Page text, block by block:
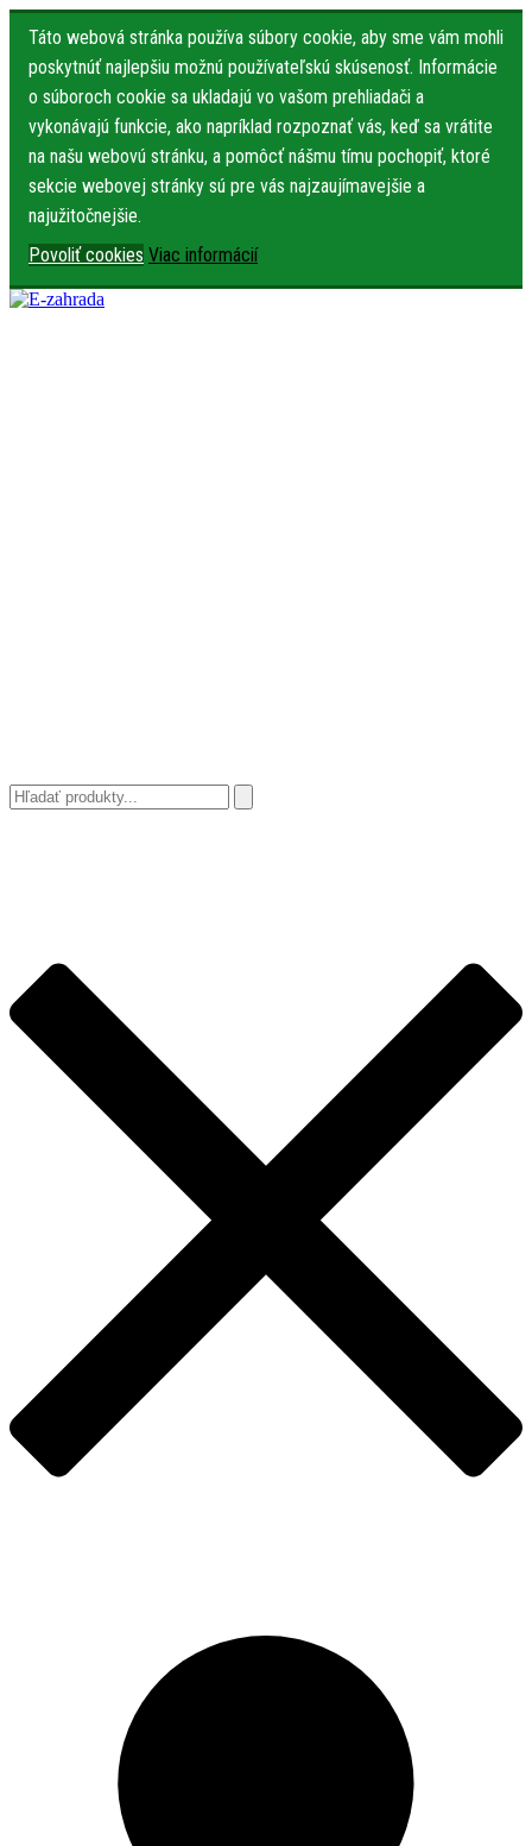
Táto webová stránka používa súbory cookie, aby sme vám mohli
poskytnúť najlepšiu možnú používateľskú skúsenosť. Informácie
o súboroch cookie sa ukladajú vo vašom prehliadači a
vykonávajú funkcie, ako napríklad rozpoznať vás, keď sa vrátite
na našu webovú stránku, a pomôcť nášmu tímu pochopiť, ktoré
sekcie webovej stránky sú pre vás najzaujímavejšie a
najužitočnejšie.
Povoliť cookies Viac informácií